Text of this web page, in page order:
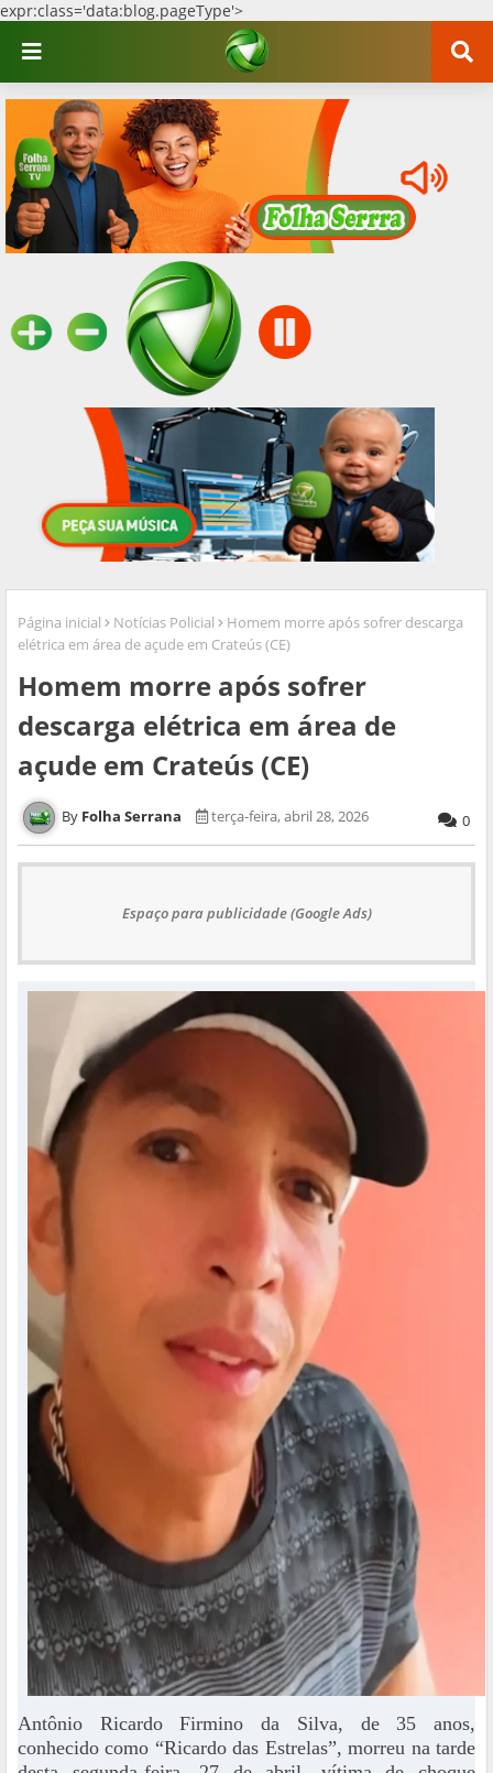
expr:class='data:blog.pageType'>
Página inicial Notícias Policial
Homem morre após sofrer descarga
elétrica em área de açude em Crateús (CE)
Homem morre após sofrer
descarga elétrica em área de
açude em Crateús (CE)
Folha Serrana terça-feira, abril 28, 2026 0
Espaço para publicidade (Google Ads)
Antônio Ricardo Firmino da Silva, de 35 anos,
conhecido como “Ricardo das Estrelas”, morreu na tarde